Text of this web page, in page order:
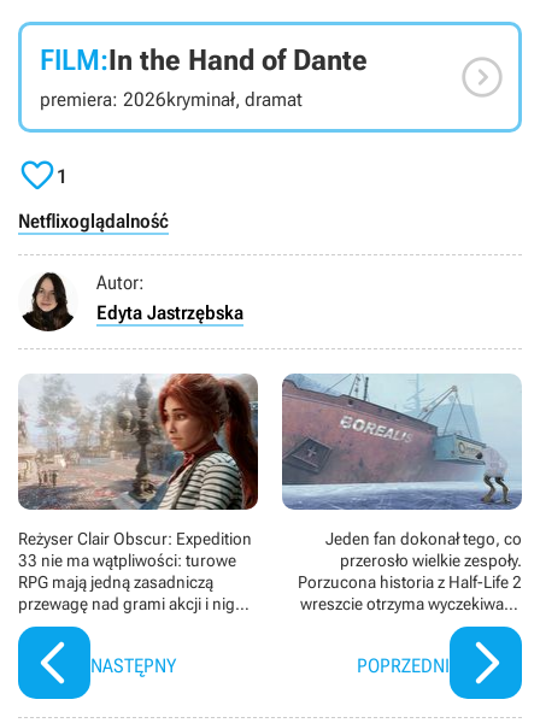
FILM:In the Hand of Dante
premiera: 2026kryminał, dramat 
1
Netflixoglądalność
Autor:
Edyta Jastrzębska
Reżyser Clair Obscur: Expedition
33 nie ma wątpliwości: turowe
RPG mają jedną zasadniczą
przewagę nad grami akcji i nigdy
nie będą przestarzałe
NASTĘPNY
Jeden fan dokonał tego, co
przerosło wielkie zespoły.
Porzucona historia z Half-Life 2
wreszcie otrzyma wyczekiwane
zakończenie
POPRZEDNI